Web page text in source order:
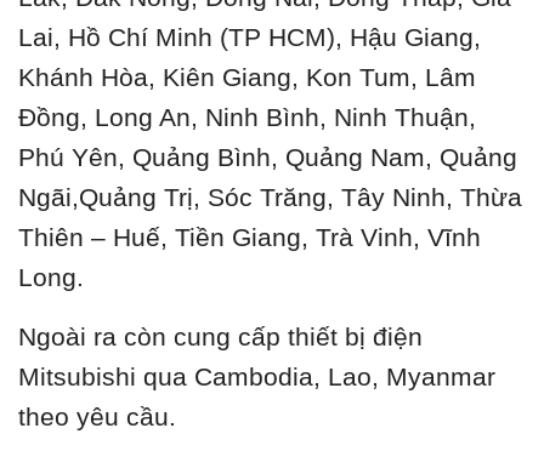
Lai, Hồ Chí Minh (TP HCM), Hậu Giang,
Khánh Hòa, Kiên Giang, Kon Tum, Lâm
Đồng, Long An, Ninh Bình, Ninh Thuận,
Phú Yên, Quảng Bình, Quảng Nam, Quảng
Ngãi,Quảng Trị, Sóc Trăng, Tây Ninh, Thừa
Thiên – Huế, Tiền Giang, Trà Vinh, Vĩnh
Long.
Ngoài ra còn cung cấp thiết bị điện
Mitsubishi qua Cambodia, Lao, Myanmar
theo yêu cầu.